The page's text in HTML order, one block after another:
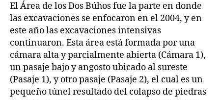
El Área de los Dos Búhos fue la parte en donde
las excavaciones se enfocaron en el 2004, y en
este año las excavaciones intensivas
continuaron. Esta área está formada por una
cámara alta y parcialmente abierta (Cámara 1),
un pasaje bajo y angosto ubicado al sureste
(Pasaje 1), y otro pasaje (Pasaje 2), el cual es un
pequeño túnel resultado del colapso de piedras